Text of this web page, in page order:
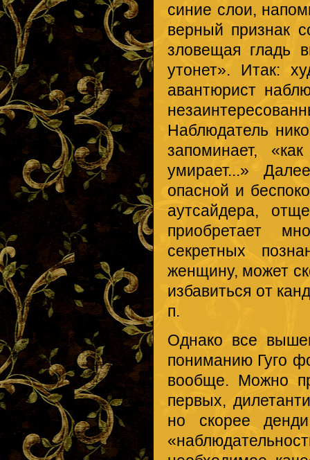
синие слои,
верный признак
зловещая гладь
утонет». Итак:
авантюрист
Наблюдатель
запоминает,
умирает...»
опасной и
аутсайдера,
приобретает
секретных
женщину, может
избавиться от
п.
Однако все
пониманию Гуго
вообще. Можно
первых,
но скорее